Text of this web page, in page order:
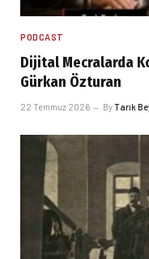
PODCAST
Dijital Mecralarda
Gürkan Özturan
22 Temmuz 2026 ByTarık